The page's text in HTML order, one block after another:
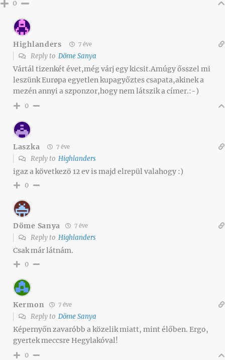
0
Highlanders 7 éve
Reply to Döme Sanya
Vártál tizenkét évet,még várj egy kicsit.Amúgy ősszel mi
leszünk Eurøpa egyetlen kupagyőztes csapata,akinek a
mezén annyi a szponzor,hogy nem látszik a címer.:-)
0
Laszka 7 éve
Reply to Highlanders
igaz a következö 12 ev is majd elrepül valahogy :)
0
Döme Sanya 7 éve
Reply to Highlanders
Csak már látnám.
0
Kermon 7 éve
Reply to Döme Sanya
Képernyőn zavaróbb a közelik miatt, mint élőben. Ergo,
gyertek meccsre Hegylakóval!
0